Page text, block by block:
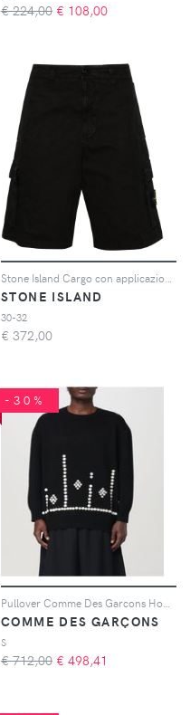
€ 224,00 € 108,00
STONE ISLAND
30-32
€ 372,00
-30%
COMME DES GARÇONS
S
€ 712,00 € 498,41